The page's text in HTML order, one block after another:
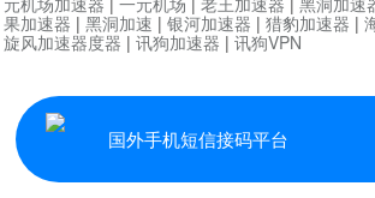
国外手机短信接码平台
果加速器 | 黑洞加速 | 银河加速器 | 猎豹加速器 |
旋风加速器度器 | 讯狗加速器 | 讯狗VPN